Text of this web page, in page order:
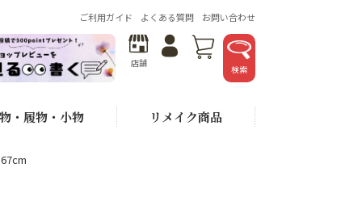
ご利用ガイド よくある質問 お問い合わせ
店舗
検索
・履物・小物 リメイク商品